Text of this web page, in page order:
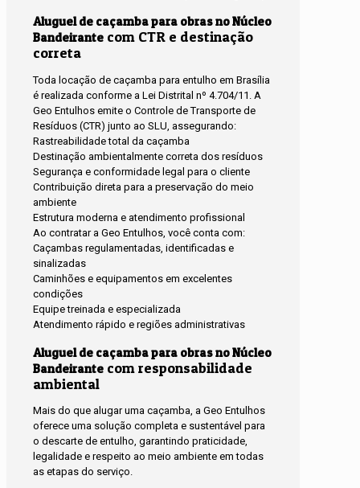
Aluguel de caçamba para obras no Núcleo
Bandeirante com CTR e destinação
correta
Toda locação de caçamba para entulho em Brasília
é realizada conforme a Lei Distrital nº 4.704/11. A
Geo Entulhos emite o Controle de Transporte de
Resíduos (CTR) junto ao SLU, assegurando:
Rastreabilidade total da caçamba
Destinação ambientalmente correta dos resíduos
Segurança e conformidade legal para o cliente
Contribuição direta para a preservação do meio
ambiente
Estrutura moderna e atendimento profissional
Ao contratar a Geo Entulhos, você conta com:
Caçambas regulamentadas, identificadas e
sinalizadas
Caminhões e equipamentos em excelentes
condições
Equipe treinada e especializada
Atendimento rápido e regiões administrativas
Aluguel de caçamba para obras no Núcleo
Bandeirante com responsabilidade
ambiental
Mais do que alugar uma caçamba, a Geo Entulhos
oferece uma solução completa e sustentável para
o descarte de entulho, garantindo praticidade,
legalidade e respeito ao meio ambiente em todas
as etapas do serviço.